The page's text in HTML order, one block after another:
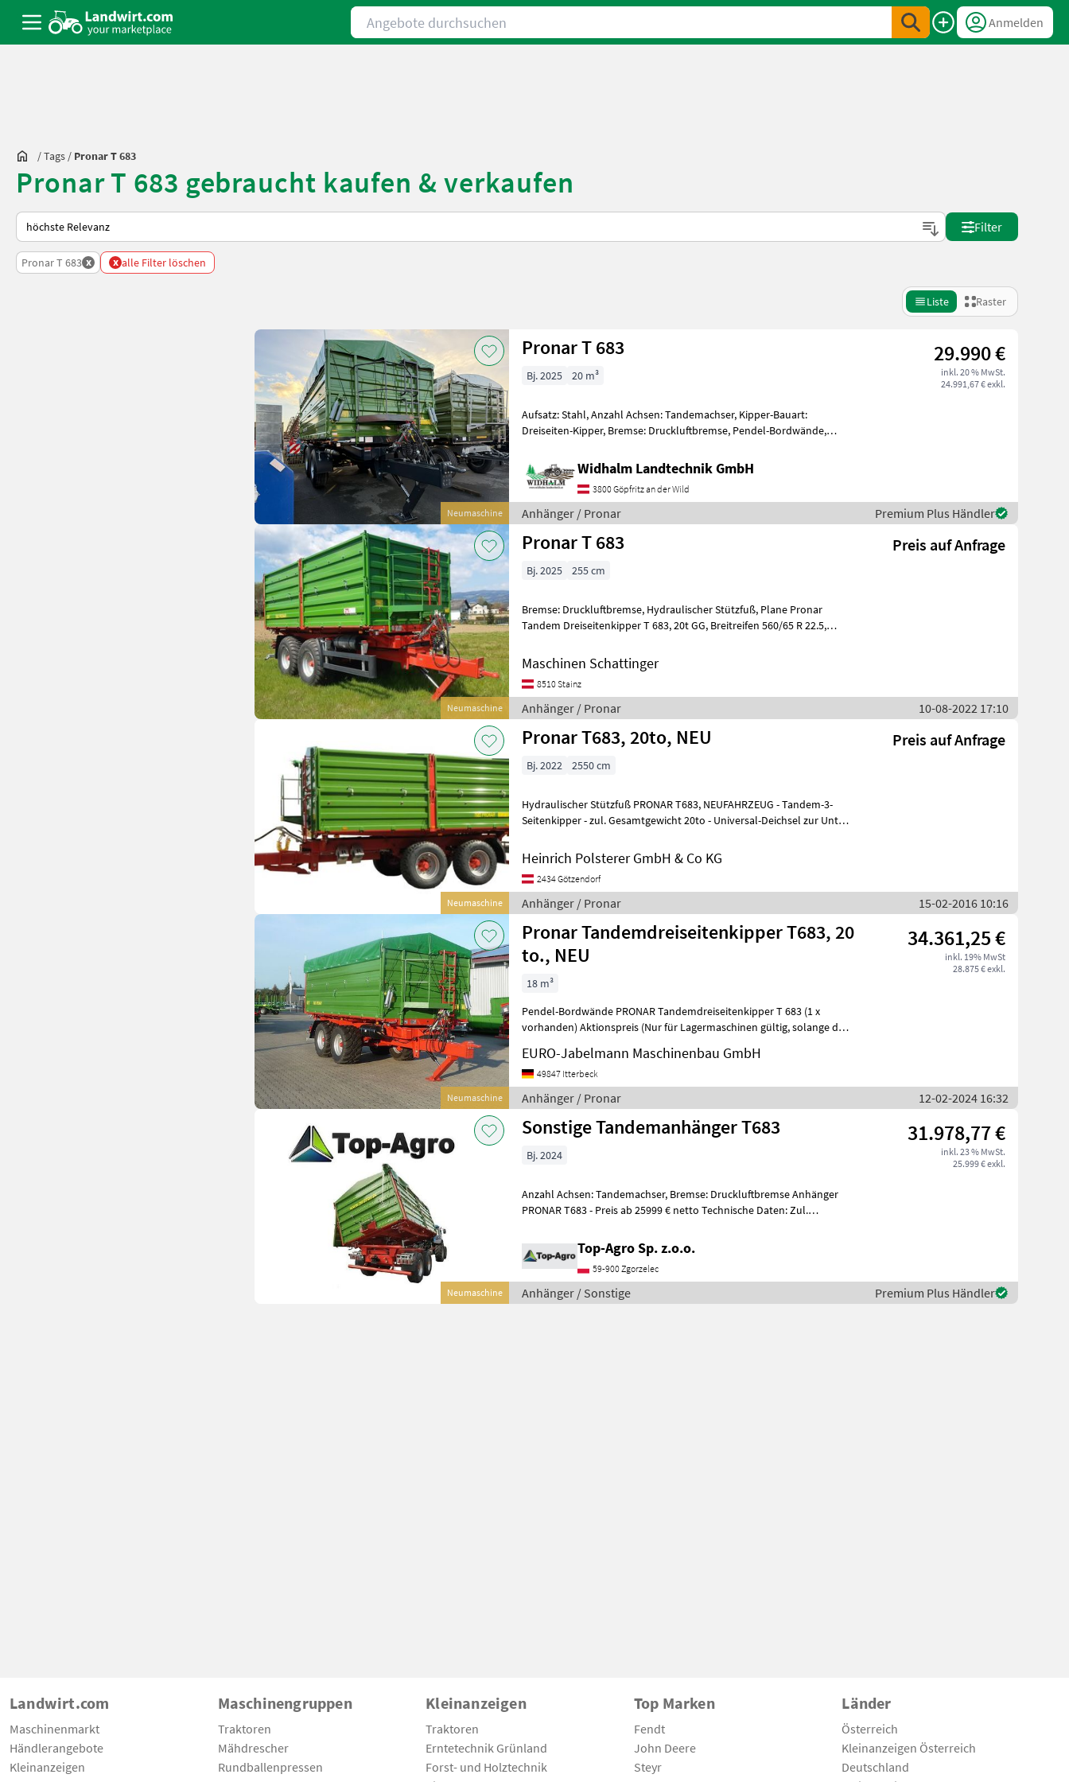
Angebote durchsuchen
Anmelden
/Tags / Pronar T 683
Pronar T 683 gebraucht kaufen & verkaufen
So wird auf Landwirt.com sortiert
Filter
Pronar T 683 x x alle Filter löschen
Liste Raster
Neumaschine
Pronar T 683 29.990 €
inkl. 20 % MwSt.
24.991,67 € exkl.
Bj. 2025 20 m³
Aufsatz: Stahl, Anzahl Achsen: Tandemachser, Kipper-Bauart:
Dreiseiten-Kipper, Bremse: Druckluftbremse, Pendel-Bordwände,
Widhalm Landtechnik GmbH
3800 Göpfritz an der Wild
Anhänger / Pronar Premium Plus Händler
Neumaschine
Pronar T 683 Preis auf Anfrage
Bj. 2025 255 cm
Bremse: Druckluftbremse, Hydraulischer Stützfuß, Plane Pronar
Tandem Dreiseitenkipper T 683, 20t GG, Breitreifen 560/65 R 22.5,
Maschinen Schattinger
8510 Stainz
Anhänger / Pronar 10-08-2022 17:10
Neumaschine
Pronar T683, 20to, NEU Preis auf Anfrage
Bj. 2022 2550 cm
Hydraulischer Stützfuß PRONAR T683, NEUFAHRZEUG - Tandem-3-
Seitenkipper - zul. Gesamtgewicht 20to - Universal-Deichsel zur Unten-
Heinrich Polsterer GmbH & Co KG
2434 Götzendorf
Anhänger / Pronar 15-02-2016 10:16
Neumaschine
Pronar Tandemdreiseitenkipper T683, 20
to., NEU
34.361,25 €
inkl. 19% MwSt
28.875 € exkl.
18 m³
Pendel-Bordwände PRONAR Tandemdreiseitenkipper T 683 (1 x
vorhanden) Aktionspreis (Nur für Lagermaschinen gültig, solange der
EURO-Jabelmann Maschinenbau GmbH
49847 Itterbeck
Anhänger / Pronar 12-02-2024 16:32
Neumaschine
Sonstige Tandemanhänger T683 31.978,77 €
inkl. 23 % MwSt.
25.999 € exkl.
Bj. 2024
Anzahl Achsen: Tandemachser, Bremse: Druckluftbremse Anhänger
PRONAR T683 - Preis ab 25999 € netto Technische Daten: Zul.
Top-Agro Sp. z.o.o.
59-900 Zgorzelec
Anhänger / Sonstige Premium Plus Händler
Landwirt.com
Maschinenmarkt
Händlerangebote
Kleinanzeigen
Maschinengruppen
Traktoren
Mähdrescher
Rundballenpressen
Kleinanzeigen
Traktoren
Erntetechnik Grünland
Forst- und Holztechnik
Top Marken
Fendt
John Deere
Steyr
Länder
Österreich
Kleinanzeigen Österreich
Deutschland